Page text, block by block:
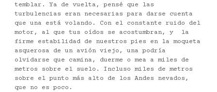
temblar. Ya de vuelta, pensé que las
turbulencias eran necesarias para darse cuenta
que una está volando. Con el constante ruido del
motor, al que tus oídos se acostumbran, y la
firme estabilidad de nuestros pies en la moqueta
asquerosa de un avión viejo, una podría
olvidarse que camina, duerme o mea a miles de
metros sobre el suelo. Incluso miles de metros
sobre el punto más alto de los Andes nevados,
que no es poco.